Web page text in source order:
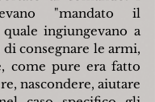
"mandato il
ingiungevano a
consegnare le armi,
come pure era fatto
nascondere, aiutare